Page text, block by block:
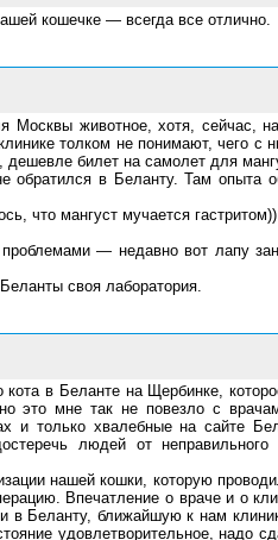
кошечке — всегда все отлично.
Москвы животное, хотя, сейчас,
толком не понимают, чего с
дешевле билет на самолет для
обратился в Беланту. Там опыта
что мангуст мучается
— недавно вот лапу
своя лаборатория.
кота в Беланте на Щербинке,
это мне так не повезло с
и только хвалебные на сайте
людей от
нашей кошки, которую
Впечатление о враче и о
в Беланту, ближайшую к нам
удовлетворительное, надо